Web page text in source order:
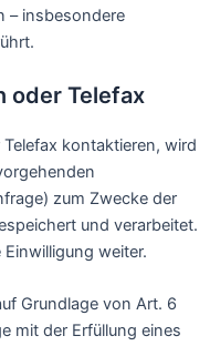
– insbesondere
oder Telefax
kontaktieren, wird
zum Zwecke der
und verarbeitet.
weiter.
Grundlage von Art. 6
mit der Erfüllung eines